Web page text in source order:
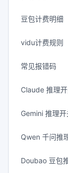
豆包计费明细
vidu计费规则
常见报错码
Claude 推理
Gemini 推理开
Qwen 千问推
Doubao 豆包